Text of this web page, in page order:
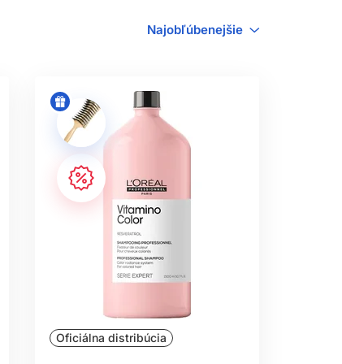
VLASOVOU
výsledku. Často
však nie je iba v nápise
hlavy.
poškodený. Kvalitná starostlivosť
Pri veľmi poškodených
Jemné vlasy môžu byť po príliš
ak sú ťažké, mastné alebo bez
Najobľúbenejšie
Oficiálna distribúcia